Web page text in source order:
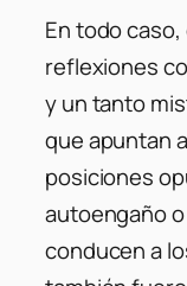
En todo
reflexiones
y un tanto
que apuntan
posiciones
autoengaño o
conducen a